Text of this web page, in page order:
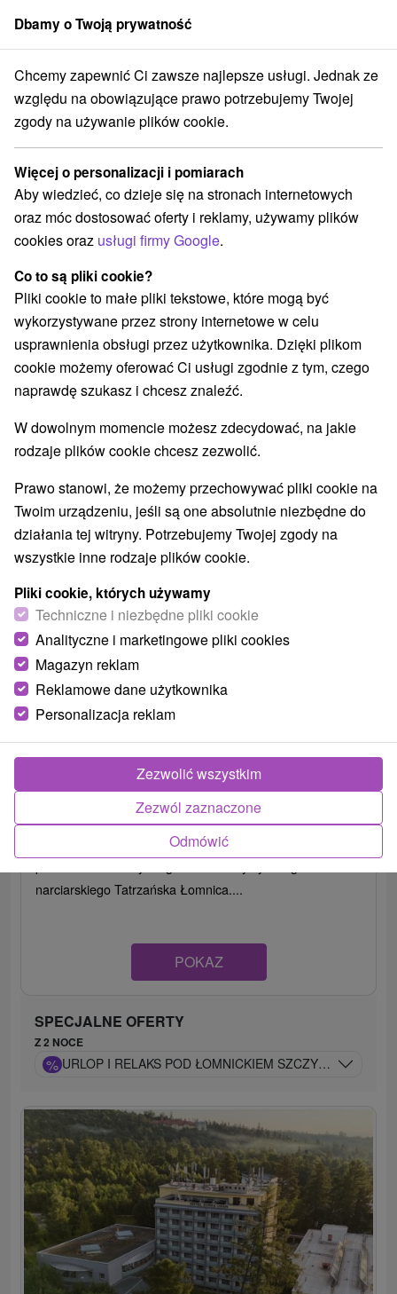
członek grupySorger
Východné Slovensko Prešovský kraj Tatranská Lomnica
Hotele SOREA Tatranská Lomnica
Kategorie
Wszystkie kategorie
Hotele na Slovacji(8)
Apartmány(26) Chaty na prenájom
Kempy Penzióny
Wybierz lokalizację lub datę
WSZYSTKO NAJTAŃSZE NAJDROŻSZE NA
Hotel SOREA TITRIS★★★Tatrzańska
Łomnica
Tatranská Lomnica
(654 recenzji)
Hotel Sorea Titris *** położony jest w spokojnej okolicy, w
narciarskiego Tatrzańska Łomnica....
POKAZ
SPECJALNE OFERTY
Z 2 NOCE
% URLOP I RELAKS POD ŁOMNICKIEM SZCZYTEM:
Dbamy o Twoją prywatność
Chcemy zapewnić Ci zawsze najlepsze usługi. Jednak ze
względu na obowiązujące prawo potrzebujemy Twojej
zgody na używanie plików cookie.
Więcej o personalizacji i pomiarach
Aby wiedzieć, co dzieje się na stronach internetowych
oraz móc dostosować oferty i reklamy, używamy plików
cookies oraz usługi firmy Google.
Co to są pliki cookie?
Pliki cookie to małe pliki tekstowe, które mogą być
wykorzystywane przez strony internetowe w celu
usprawnienia obsługi przez użytkownika. Dzięki plikom
cookie możemy oferować Ci usługi zgodnie z tym, czego
naprawdę szukasz i chcesz znaleźć.
W dowolnym momencie możesz zdecydować, na jakie
rodzaje plików cookie chcesz zezwolić.
Prawo stanowi, że możemy przechowywać pliki cookie na
Twoim urządzeniu, jeśli są one absolutnie niezbędne do
działania tej witryny. Potrzebujemy Twojej zgody na
wszystkie inne rodzaje plików cookie.
Pliki cookie, których używamy
Techniczne i niezbędne pliki cookie
Analityczne i marketingowe pliki cookies
Magazyn reklam
Reklamowe dane użytkownika
Personalizacja reklam
Odmówić
Zezwól zaznaczone
Zezwolić wszystkim